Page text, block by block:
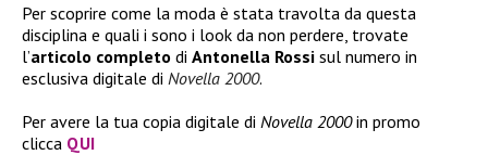
Per scoprire come la moda è stata travolta da questa
disciplina e quali i sono i look da non perdere, trovate
l’articolo completo di Antonella Rossi sul numero in
esclusiva digitale di Novella 2000.
Per avere la tua copia digitale di Novella 2000in promo
clicca QUI